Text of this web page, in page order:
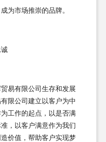
为市场推崇的品牌。
易有限公司生存和发展
限公司建立以客户为中
工作的起点，以是否满
，以客户满意作为我们
价值，帮助客户实现梦